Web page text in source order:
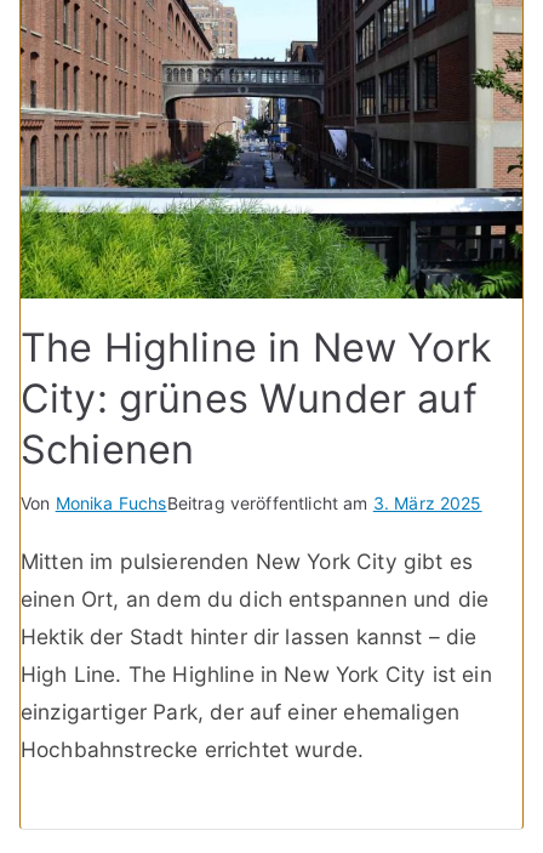
The Highline in New York
City: grünes Wunder auf
Schienen
Von Monika FuchsBeitrag veröffentlicht am 3. März 2025
Mitten im pulsierenden New York City gibt es
einen Ort, an dem du dich entspannen und die
Hektik der Stadt hinter dir lassen kannst – die
High Line. The Highline in New York City ist ein
einzigartiger Park, der auf einer ehemaligen
Hochbahnstrecke errichtet wurde.